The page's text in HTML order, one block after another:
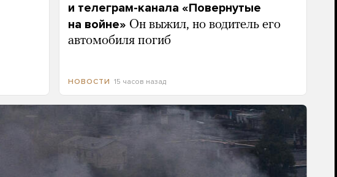
и телеграм-канала «Повернутые
на войне» Он выжил, но водитель его
автомобиля погиб
НОВОСТИ 15 часов назад